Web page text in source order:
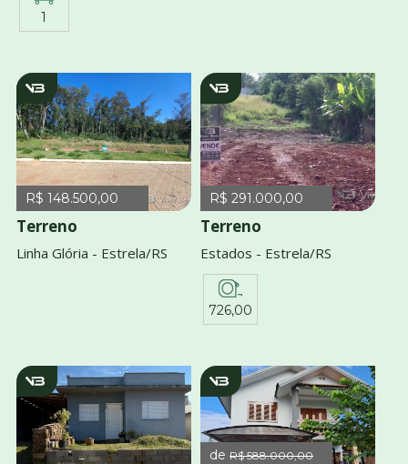
1
v3882
R$ 148.500,00
Terreno
Linha Glória - Estrela/RS
v940
R$ 291.000,00
Terreno
Estados - Estrela/RS
726,00
v3980 v3817
deR$ 588.000,00